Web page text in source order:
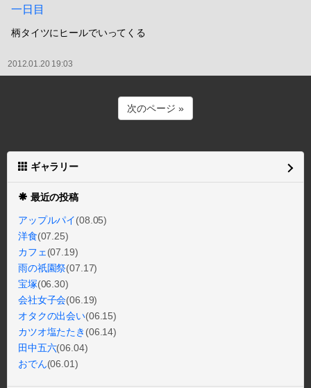
一日目
柄タイツにヒールでいってくる
2012.01.20 19:03
次のページ »
ギャラリー
最近の投稿
アップルパイ(08.05)
洋食(07.25)
カフェ (07.19)
雨の祇園祭(07.17)
宝塚(06.30)
会社女子会(06.19)
オタクの出会い(06.15)
カツオ塩たたき (06.14)
田中五六(06.04)
おでん(06.01)